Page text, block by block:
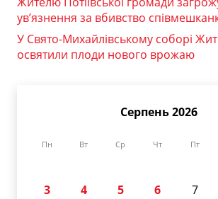
ув’язнення за вбивство
У Свято-Михайлівському соборі
освятили плоди нового врожаю
Серпень 2026
Пн Вт Ср Чт Пт
3
4 5 6 7